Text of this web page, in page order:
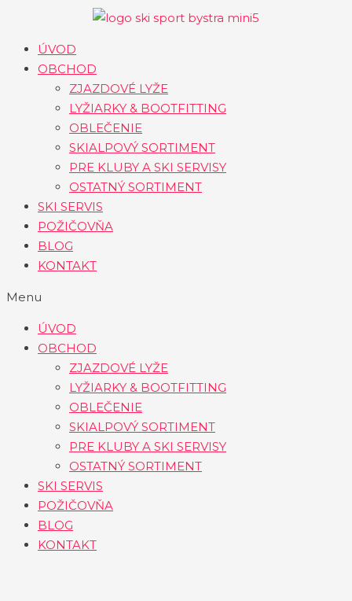
obsahÚVOD
OBCHOD
ZJAZDOVÉ LYŽE
LYŽIARKY & BOOTFITTING
OBLEČENIE
SKIALPOVÝ SORTIMENT
PRE KLUBY A SKI SERVISY
OSTATNÝ SORTIMENT
SKI SERVIS
POŽIČOVŇA
BLOG
KONTAKT
Menu
ÚVOD
OBCHOD
ZJAZDOVÉ LYŽE
LYŽIARKY & BOOTFITTING
OBLEČENIE
SKIALPOVÝ SORTIMENT
PRE KLUBY A SKI SERVISY
OSTATNÝ SORTIMENT
SKI SERVIS
POŽIČOVŇA
BLOG
KONTAKT